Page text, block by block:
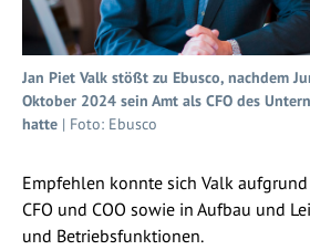
Jan Piet Valk stößt zu Ebusco, nachdem
Oktober 2024 sein Amt als CFO des
hatte | Foto: Ebusco
Empfehlen konnte sich Valk
CFO und COO sowie in Aufbau und
und Betriebsfunktionen.